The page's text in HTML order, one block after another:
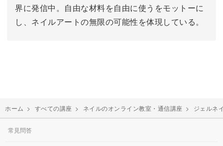
界に発信中。 自由な材料を自由に使うをモットーに
し、ネイルアートの無限の可能性を体現している。
ホーム > すべての講座 > ネイルのオンライン教室・通信講座 > ジェルネ
常見問答